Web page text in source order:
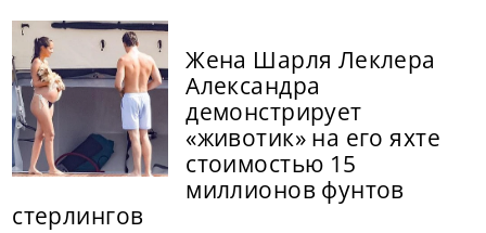
Жена Шарля Леклера
Александра
демонстрирует
«животик» на его яхте
стоимостью 15
миллионов фунтов
стерлингов